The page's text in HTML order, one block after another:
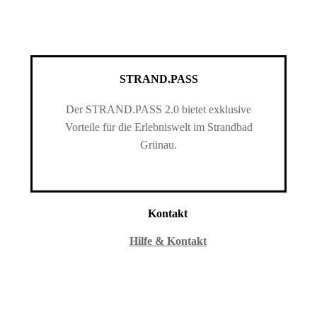
STRAND.PASS
Der STRAND.PASS 2.0 bietet exklusive
Vorteile für die Erlebniswelt im Strandbad
Grünau.
Kontakt
Hilfe & Kontakt